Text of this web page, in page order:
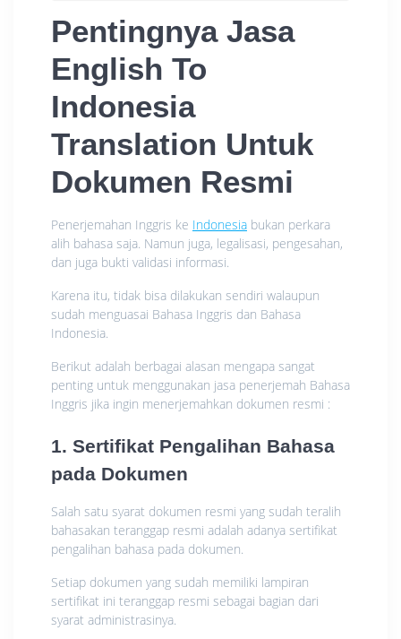
Pentingnya Jasa
English To
Indonesia
Translation Untuk
Dokumen Resmi
Penerjemahan Inggris ke Indonesia bukan perkara
alih bahasa saja. Namun juga, legalisasi, pengesahan,
dan juga bukti validasi informasi.
Karena itu, tidak bisa dilakukan sendiri walaupun
sudah menguasai Bahasa Inggris dan Bahasa
Indonesia.
Berikut adalah berbagai alasan mengapa sangat
penting untuk menggunakan jasa penerjemah Bahasa
Inggris jika ingin menerjemahkan dokumen resmi :
1. Sertifikat Pengalihan Bahasa
pada Dokumen
Salah satu syarat dokumen resmi yang sudah teralih
bahasakan teranggap resmi adalah adanya sertifikat
pengalihan bahasa pada dokumen.
Setiap dokumen yang sudah memiliki lampiran
sertifikat ini teranggap resmi sebagai bagian dari
syarat administrasinya.